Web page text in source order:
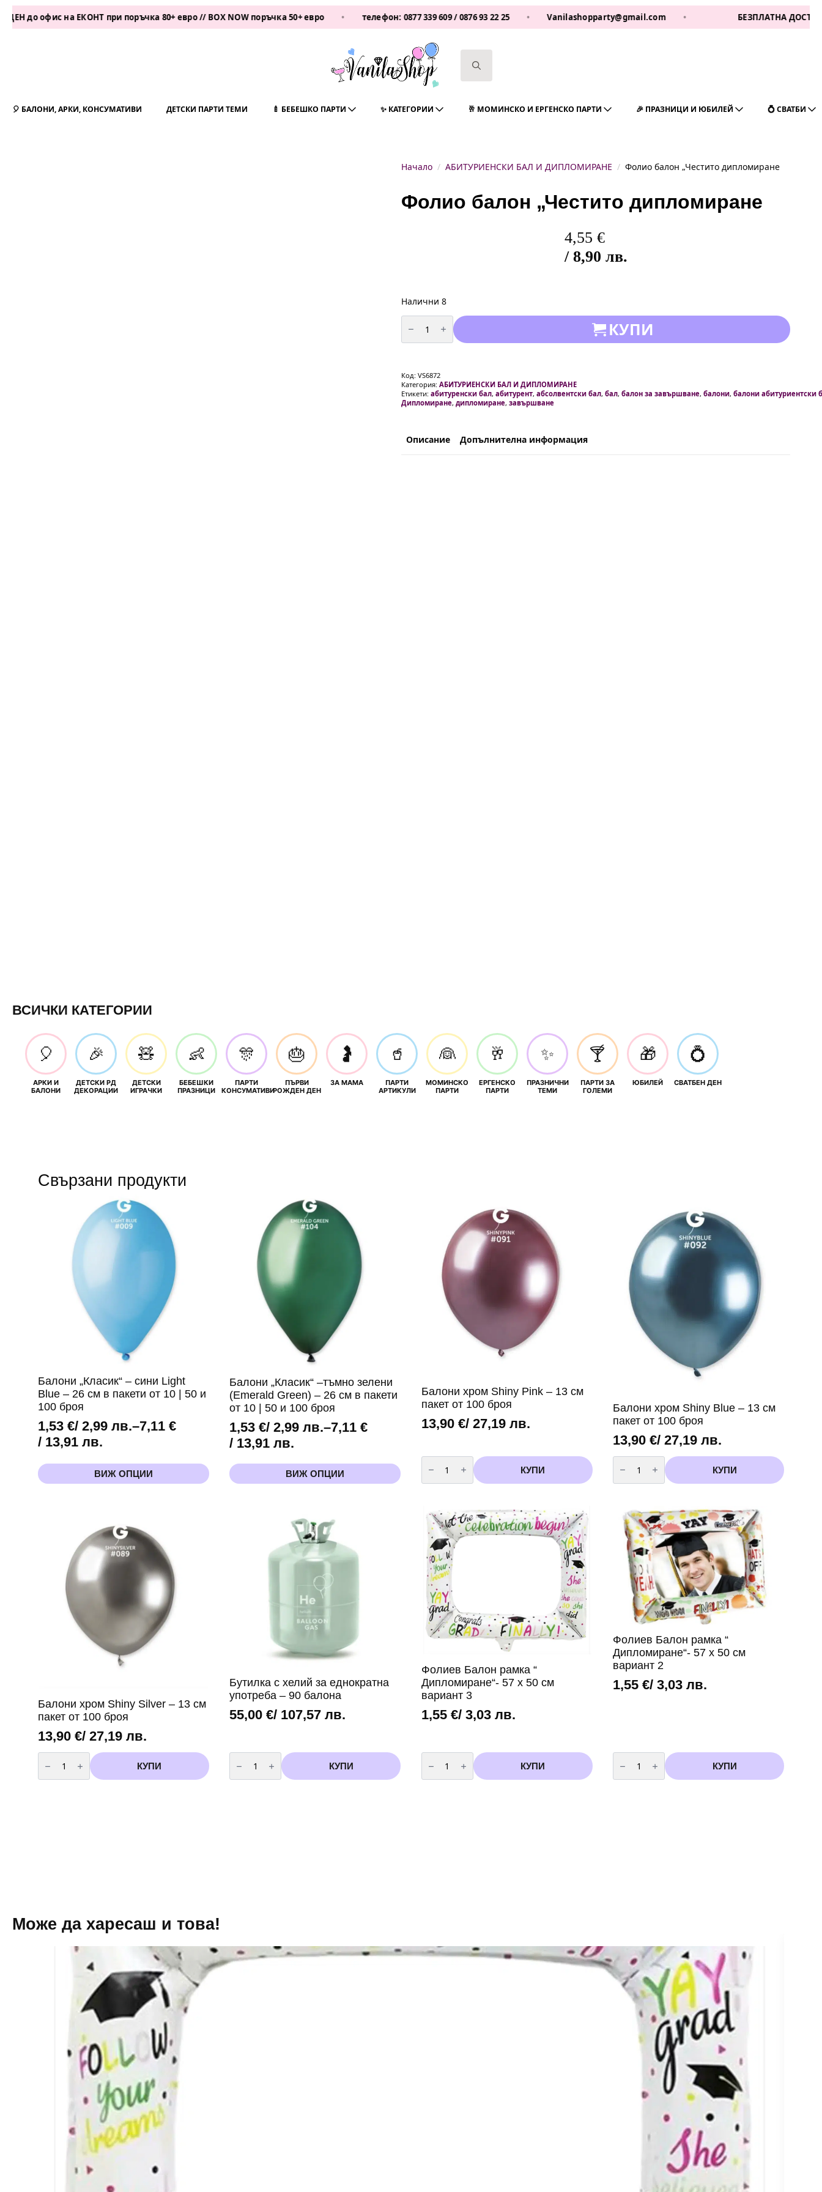
на ЕКОНТ при поръчка 80+ евро // BOX NOW поръчка 50+ евро • телефон:0877 339 609/0876 93 22 25 • Vanilashopparty@gmail.com • БЕЗПЛАТНА ДОСТАВКА ЗА
🎈 БАЛОНИ, АРКИ, КОНСУМАТИВИ ДЕТСКИ ПАРТИ ТЕМИ 🍼 БЕБЕШКО ПАРТИ ✨ КАТЕГОРИИ 🥂 МОМИНСКО И ЕРГЕНСКО ПАРТИ 🎉 ПРАЗНИЦИ И ЮБИЛЕЙ 💍 СВАТБИ
Начало АБИТУРИЕНСКИ БАЛ И ДИПЛОМИРАНЕ Фолио балон „Честито дипломиране
Фолио балон „Честито дипломиране
4,55 €
/ 8,90 лв.
Налични 8
количество
за
Фолио
балон
КУПИ
Код: VS6872
Категория: АБИТУРИЕНСКИ БАЛ И ДИПЛОМИРАНЕ
Етикети: абитуренски бал, абитурент, абсолвентски бал, бал, балон за завършване, балони, балони абитуриентски
Дипломиране, дипломиране, завършване
Описание Допълнителна информация
ВСИЧКИ КАТЕГОРИИ
🎈
АРКИ И
БАЛОНИ
🎉
ДЕТСКИ РД
ДЕКОРАЦИИ
🧸
ДЕТСКИ
ИГРАЧКИ
👶
БЕБЕШКИ
ПРАЗНИЦИ
🎊
ПАРТИ
КОНСУМАТИВИ
🎂
ПЪРВИ
РОЖДЕН ДЕН
🤰
ЗА МАМА
🥤
ПАРТИ
АРТИКУЛИ
👰
МОМИНСКО
ПАРТИ
🥂
ЕРГЕНСКО
ПАРТИ
✨
ПРАЗНИЧНИ
ТЕМИ
🍸
ПАРТИ ЗА
ГОЛЕМИ
🎁
ЮБИЛЕЙ
💍
СВАТБЕН ДЕН
Свързани продукти
Балони „Класик“ – сини Light
Blue – 26 см в пакети от 10 | 50 и
100 броя
1,53 €/ 2,99 лв.–7,11 €
/ 13,91 лв.
Price
1,53 €
13,91 лв.
ВИЖ ОПЦИИ
This
product
chosen
product
Балони „Класик“ –тъмно зелени
(Emerald Green) – 26 см в пакети
от 10 | 50 и 100 броя
1,53€/ 2,99 лв.–7,11€
/ 13,91 лв.
Price
1,53 €
ВИЖ ОПЦИИ
This
product
Балони хром Shiny Pink – 13 см
пакет от 100 броя
13,90 €/ 27,19 лв.
количество
за
Балони
хром
13
см
пакет
от
100
броя
КУПИ
Балони хром Shiny Blue – 13 см
пакет от 100 броя
13,90€/ 27,19 лв.
количество
за
Балони
хром
см
пакет
100
броя
КУПИ
Балони хром Shiny Silver – 13 см
пакет от 100 броя
13,90 €/ 27,19 лв.
количество
за
Балони
хром
КУПИ
Бутилка с хелий за еднократна
употреба – 90 балона
55,00€/ 107,57 лв.
количество
за
Бутилка
с
КУПИ
Фолиев Балон рамка “
Дипломиране“- 57 х 50 см
вариант 3
1,55 €/ 3,03 лв.
количество
за
Фолиев
Балон
КУПИ
Фолиев Балон рамка “
Дипломиране“- 57 х 50 см
вариант 2
1,55€/ 3,03 лв.
количество
за
Фолиев
Балон
КУПИ
Може да харесаш и това!